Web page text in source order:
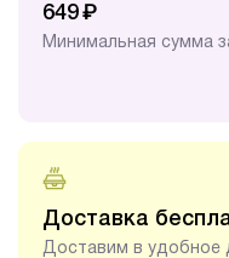
649₽
Минимальная сумма
Доставка
Доставим в удобное